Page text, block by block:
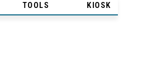
TOOLS KIOSK